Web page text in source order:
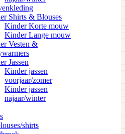
Shirts & Blouses
Kinder Korte mouw
Kinder Lange mouw
Vesten &
Jassen
Kinder jassen
voorjaar/zomer
Kinder jassen
najaar/winter
shirts